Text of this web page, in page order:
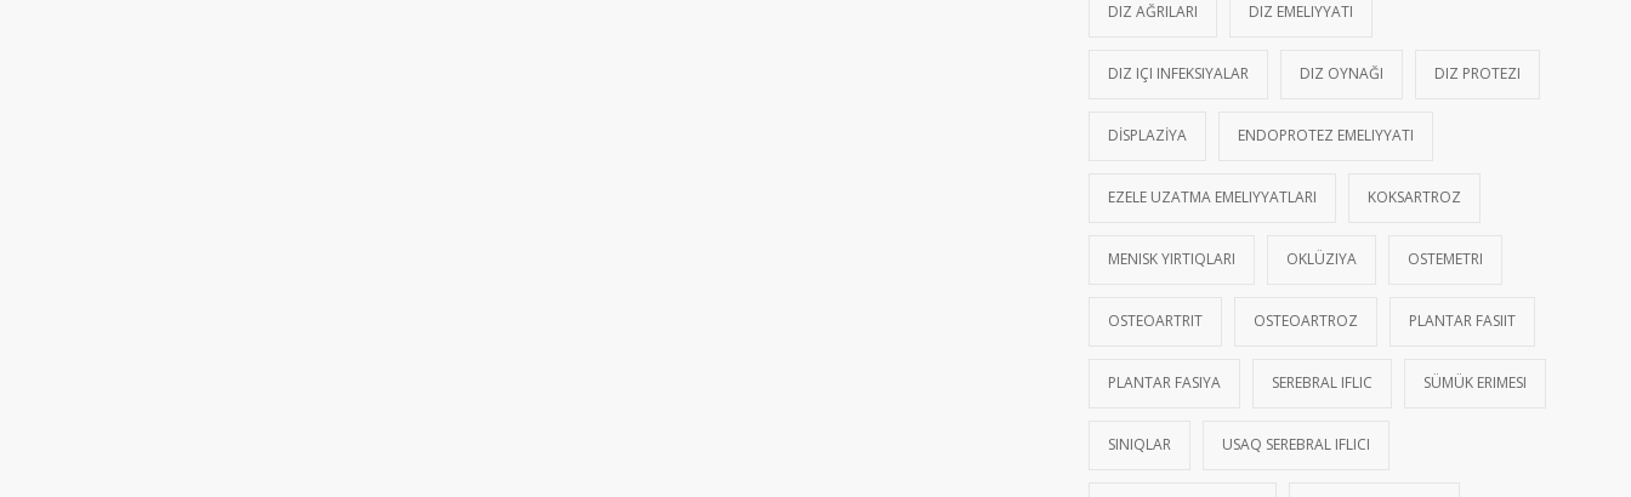
DIZ AĞRILARI DIZ EMELIYYATI
DIZ IÇI INFEKSIYALAR DIZ OYNAĞI DIZ PROTEZI
DİSPLAZİYA ENDOPROTEZ EMELIYYATI
EZELE UZATMA EMELIYYATLARI KOKSARTROZ
MENISK YIRTIQLARI OKLÜZIYA OSTEMETRI
OSTEOARTRIT OSTEOARTROZ PLANTAR FASIIT
PLANTAR FASIYA SEREBRAL IFLIC SÜMÜK ERIMESI
SINIQLAR USAQ SEREBRAL IFLICI